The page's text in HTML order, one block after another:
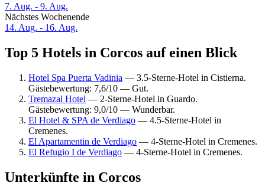
7. Aug. - 9. Aug.
Nächstes Wochenende
14. Aug. - 16. Aug.
Top 5 Hotels in Corcos auf einen Blick
Hotel Spa Puerta Vadinia — 3.5-Sterne-Hotel in Cistierna.
Gästebewertung: 7,6/10 — Gut.
Tremazal Hotel — 2-Sterne-Hotel in Guardo.
Gästebewertung: 9,0/10 — Wunderbar.
El Hotel & SPA de Verdiago — 4.5-Sterne-Hotel in
Cremenes.
El Apartamentin de Verdiago — 4-Sterne-Hotel in Cremenes.
El Refugio I de Verdiago — 4-Sterne-Hotel in Cremenes.
Unterkünfte in Corcos